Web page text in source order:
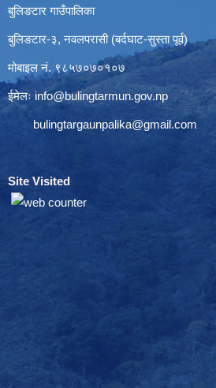
बुलिङटार गाउँपालिका
बुलिङटार-३, नवलपरासी (बर्दघाट-सुस्ता पूर्व)
मोबाइल नं. ९८५७०७०१०७
ईमेलः info@bulingtarmun.gov.np
bulingtargaunpalika@gmail.com
Site Visited: